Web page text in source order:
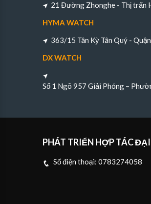
21 Đường Zhonghe - Thị trấn
HYMA WATCH
363/15 Tân Kỳ Tân Quý -
DX WATCH
Số 1 Ngõ 957 Giải Phóng –
PHÁT TRIỂN HỢP TÁC ĐẠI
Số điện thoại: 0783274058